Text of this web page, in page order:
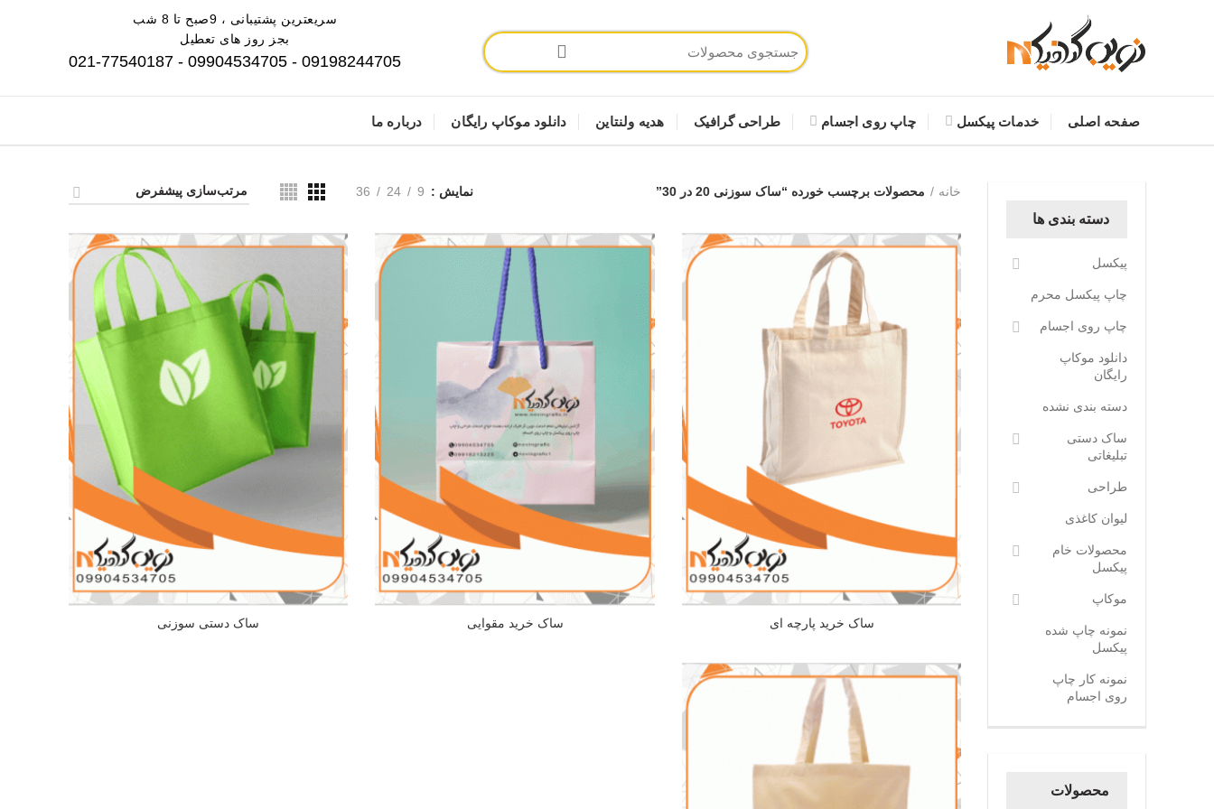
سریعترین پشتیبانی ، 9صبح تا 8 شب
بجز روز های تعطیل
09198244705 - 09904534705 - 021-77540187
صفحه اصلی خدمات پیکسل چاپ روی اجسام طراحی گرافیک هدیه ولنتاین دانلود موکاپ رایگان درباره ما
خانه محصولات برچسب خورده “ساک سوزنی 20 در 30” نمایش 9
24
36
ساک خرید پارچه ای ساک خرید مقوایی ساک دستی سوزنی
دسته بندی ها
پیکسل
چاپ پیکسل محرم
چاپ روی اجسام
دانلود موکاپ
رایگان
دسته بندی نشده
ساک دستی
تبلیغاتی
طراحی
لیوان کاغذی
محصولات خام
پیکسل
موکاپ
نمونه چاپ شده
پیکسل
نمونه کار چاپ
روی اجسام
محصولات